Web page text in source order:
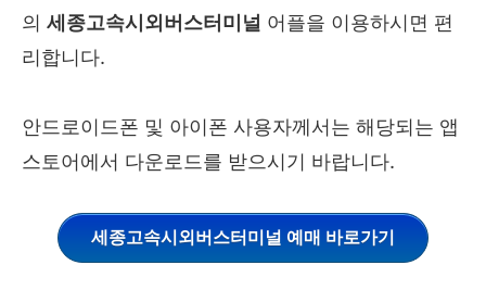
의 세종고속시외버스터미널 어플을 이용하시면 편
리합니다.
안드로이드폰 및 아이폰 사용자께서는 해당되는 앱
스토어에서 다운로드를 받으시기 바랍니다.
세종고속시외버스터미널 예매 바로가기